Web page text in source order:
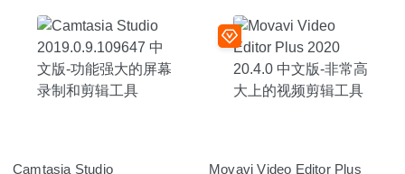
Camtasia Studio
Movavi Video Editor Plus